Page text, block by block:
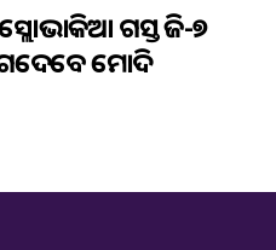
ସ୍ଲୋଭାକିଆ ଗସ୍ତ ଜି-୭
ମୋଦି